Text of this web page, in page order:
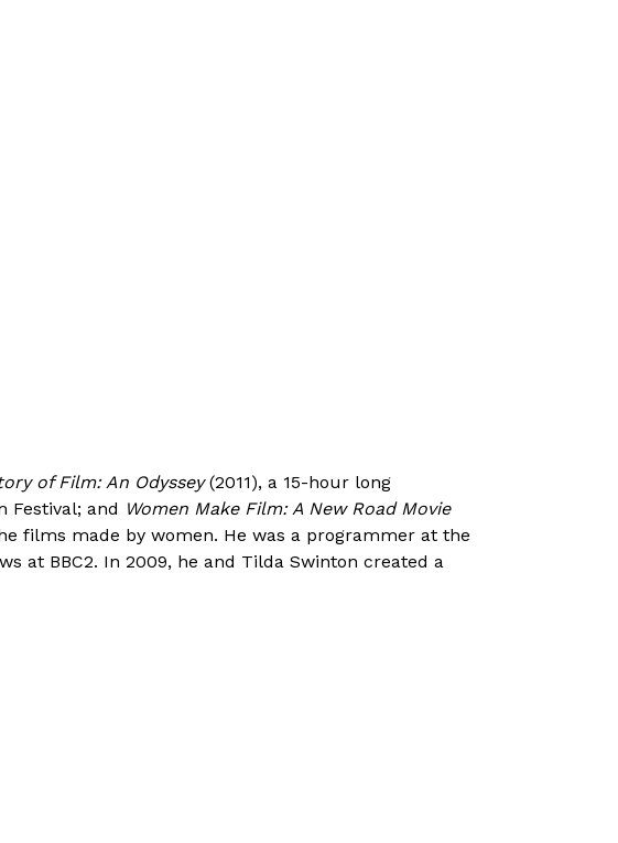
of Film: An Odyssey(2011), a 15-hour long
Festival; and Women Make Film: A New Road Movie
films made by women. He was a programmer at the
at BBC2. In 2009, he and Tilda Swinton created a